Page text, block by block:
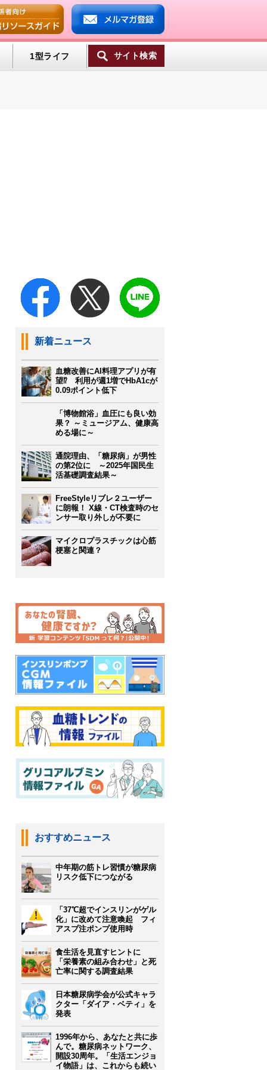
1型ライフ サイト検索
新着ニュース
血糖改善にAI料理アプリが有
望⁉ 利用が週1増でHbA1cが
0.09ポイント低下
「博物館浴」血圧にも良い効
果？ ～ミュージアム、健康高
める場に～
通院理由、「糖尿病」が男性
の第2位に ～2025年国民生
活基礎調査結果～
FreeStyleリブレ２ユーザー
に朗報！ X線・CT検査時のセ
ンサー取り外しが不要に
マイクロプラスチックは心筋
梗塞と関連？
おすすめニュース
中年期の筋トレ習慣が糖尿病
リスク低下につながる
「37℃超でインスリンがゲル
化」に改めて注意喚起 フィ
アスプ注ポンプ使用時
食生活を見直すヒントに
「栄養素の組み合わせ」と死
亡率に関する調査結果
日本糖尿病学会が公式キャラ
クター「ダイア・ベティ」を
発表
1996年から、あなたと共に歩
んで。糖尿病ネットワーク、
開設30周年。「生活エンジョ
イ物語」は、これからも続い